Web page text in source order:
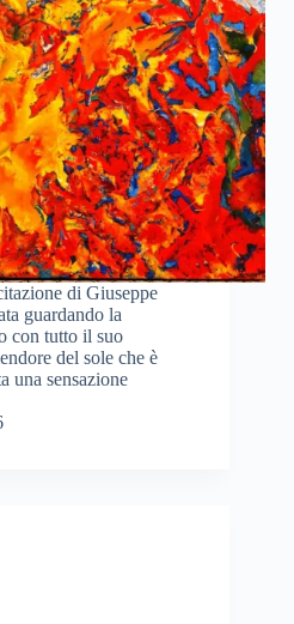
di Giuseppe
guardando la
con tutto il suo
del sole che è
una sensazione